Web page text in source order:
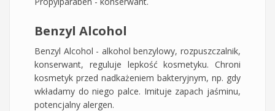
Benzyl Alcohol
Benzyl Alcohol - alkohol benzylowy, rozpuszczalnik,
konserwant, reguluje lepkość kosmetyku. Chroni
kosmetyk przed nadkażeniem bakteryjnym, np. gdy
wkładamy do niego palce. Imituje zapach jaśminu,
potencjalny alergen.